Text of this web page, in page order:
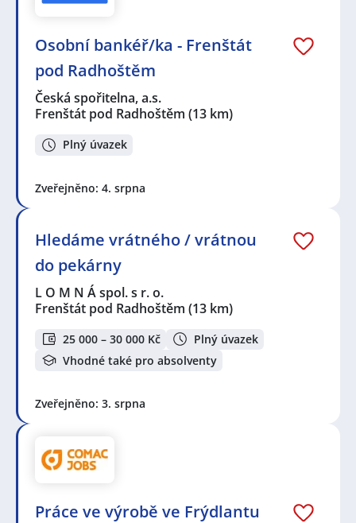
Osobní bankéř/ka - Frenštát
pod Radhoštěm
Česká spořitelna, a.s.
Frenštát pod Radhoštěm (13 km)
Plný úvazek
Zveřejněno: 4. srpna
Hledáme vrátného / vrátnou
do pekárny
L O M N Á spol. s r. o.
Frenštát pod Radhoštěm (13 km)
25 000 – 30 000 Kč
Plný úvazek
Vhodné také pro absolventy
Zveřejněno: 3. srpna
Práce ve výrobě ve Frýdlantu